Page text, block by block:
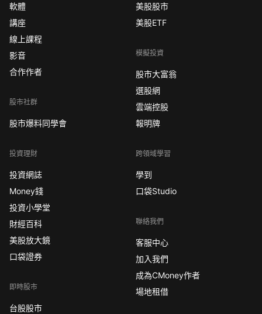
軟體
講座
線上課程
影音
合作作者
股市社群
股市爆料同學會
投資理財
投資網誌
Money錢
投資小學堂
財經百科
美股放大鏡
口袋證券
即時股市
台股股市
美股股市
美股ETF
模擬投資
股市大富翁
選股網
雲端控股
報明牌
跨領域學習
學到
口袋Studio
聯絡我們
客服中心
加入我們
成為CMoney作者
場地租借